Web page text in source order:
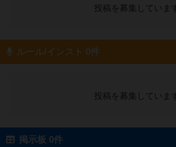
投稿を募集しています
ルール/インスト 0件
投稿を募集しています
掲示板 0件